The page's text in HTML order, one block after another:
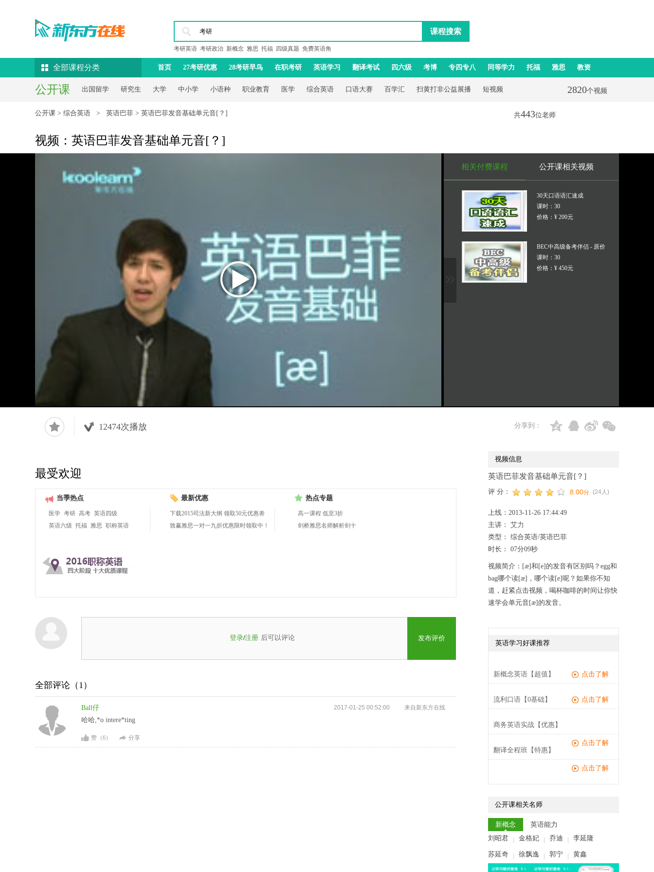
课程搜索
考研英语 考研政治 新概念 雅思 托福 四级真题 免费英语角
首页 27考研优惠 28考研早鸟 在职考研 英语学习 翻译考试 四六级 考博 专四专八 同等学力 托福 雅思 教资
全部课程分类
公开课 出国留学 研究生 大学 中小学 小语种 职业教育 医学 综合英语 口语大赛 百学汇 扫黄打非公益展播 短视频 2820个视频
共443位老师
公开课 > 综合英语 > 英语巴菲 > 英语巴菲发音基础单元音[？]
视频：英语巴菲发音基础单元音[？]
相关付费课程 公开课相关视频
30天口语语汇速成
课时：30
价格：¥ 200元
BEC中高级备考伴侣 - 原价
课时：30
价格：¥ 450元
12474次播放 分享到：
最受欢迎
当季热点
医学 考研 高考 英语四级
英语六级 托福 雅思 职称英语
最新优惠
下载2015司法新大纲 领取50元优惠劵
致赢雅思一对一九折优惠限时领取中！
热点专题
高一课程 低至3折
剑桥雅思名师解析剑十
登录/注册 后可以评论
全部评论（ 1 ）
Ball仔 来自新东方在线
2017-01-25 00:52:00
哈哈,*o intere*ting
赞（6） 分享
视频信息
英语巴菲发音基础单元音[？]
评 分： 8.00分 (24人)
上线：2013-11-26 17:44:49
主讲：
艾力
类型： 综合英语/英语巴菲
时长： 07分09秒
视频简介：[æ]和[e]的发音有区别吗？egg和
bag哪个读[æ]，哪个读[e]呢？如果你不知
道，赶紧点击视频，喝杯咖啡的时间让你快
速学会单元音[æ]的发音。
英语学习好课推荐
新概念英语【超值】 点击了解
流利口语【0基础】 点击了解
商务英语实战【优惠】
点击了解
翻译全程班【特惠】
点击了解
公开课相关名师
新概念
英语能力
刘昭君
金格妃 乔迪 李延隆
苏延奇 徐飘逸 郭宁 黄鑫